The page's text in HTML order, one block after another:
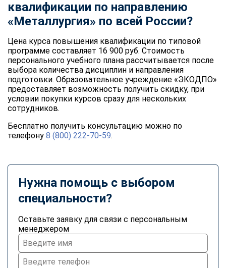
квалификации по направлению
«Металлургия» по всей России?
Цена курса повышения квалификации по типовой
программе составляет 16 900 руб. Стоимость
персонального учебного плана рассчитывается после
выбора количества дисциплин и направления
подготовки. Образовательное учреждение «ЭКОДПО»
предоставляет возможность получить скидку, при
условии покупки курсов сразу для нескольких
сотрудников.
Бесплатно получить консультацию можно по
телефону 8 (800) 222-70-59.
Нужна помощь с выбором
специальности?
Оставьте заявку для связи с персональным
менеджером